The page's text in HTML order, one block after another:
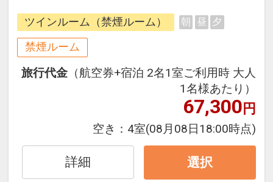
できるダイナミックパッケージだか
ら、一都市滞在はもちろん周遊旅行
にも最適！
旅行期間中の1泊だけの宿泊や延
泊・飛び泊なども自由自在です。
フライトは、安心のJAL（または
JALグループ）確約！フライトマイ
ル50%貯まります。
通・体験プランなどの追加（同時予
約）が可能なプランもございます。
ツインルーム（禁煙ルーム） 朝 昼 夕
禁煙ルーム
旅行代金 （航空券+宿泊 2名1室ご利用時 大人
1名様あたり）
67,300円
空き： 4室(08月08日18:00時点)
詳細 選択